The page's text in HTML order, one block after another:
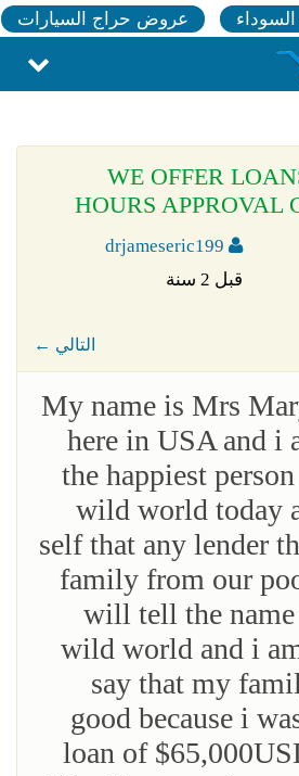
السوداء عروض حراج السيارات
» WE OFFER
HOURS APPROVAL
قبل 2 سنة
← التالي
My name is Mrs
here in USA and i
the happiest
wild world today
self that any lender
family from our
will tell the
wild world and i
say that my
good because i
loan of